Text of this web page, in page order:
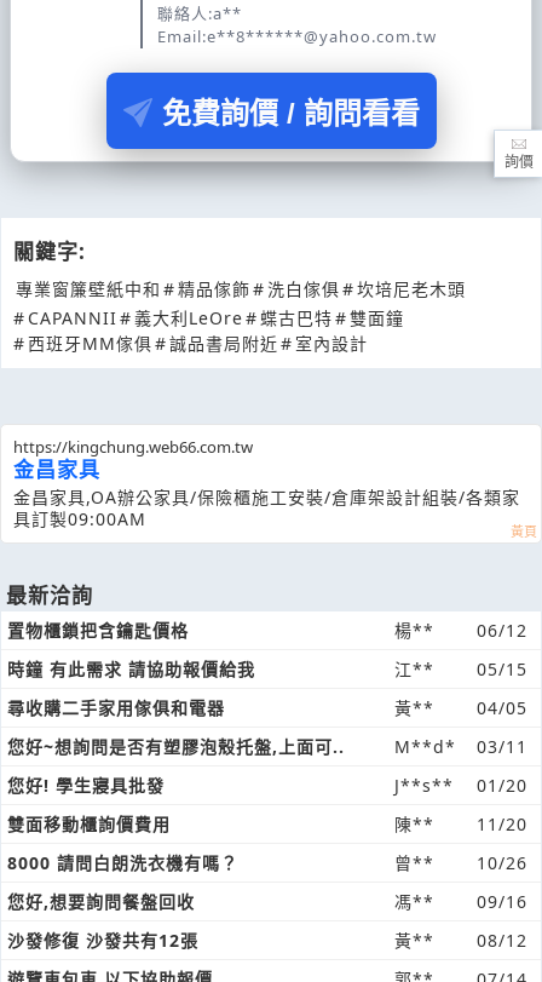
聯絡人:a**
Email:e**8******@yahoo.com.tw
免費詢價 / 詢問看看
關鍵字:
專業窗簾壁紙中和 #精品傢飾# 洗白傢俱#坎培尼老木頭
# CAPANNII#義大利LeOre#蝶古巴特#雙面鐘
#西班牙MM傢俱#誠品書局附近# 室內設計
https://kingchung.web66.com.tw
金昌家具
金昌家具,OA辦公家具/保險櫃施工安裝/倉庫架設計組裝/各類家
具訂製09:00AM
最新洽詢
置物櫃鎖把含鑰匙價格 楊**
06/12
時鐘 有此需求 請協助報價給我
江**
05/15
尋收購二手家用傢俱和電器
黃**
04/05
您好~想詢問是否有塑膠泡殼托盤,上面可..
M**d*
03/11
您好! 學生寢具批發
J**s**
01/20
雙面移動櫃詢價費用
陳**
11/20
8000 請問白朗洗衣機有嗎？
曾**
10/26
您好,想要詢問餐盤回收
馮**
09/16
沙發修復 沙發共有12張
黃**
08/12
詢價